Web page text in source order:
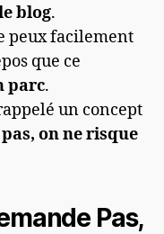
blog.
peux facilement
que ce
parc.
un concept
on ne risque
Pas,